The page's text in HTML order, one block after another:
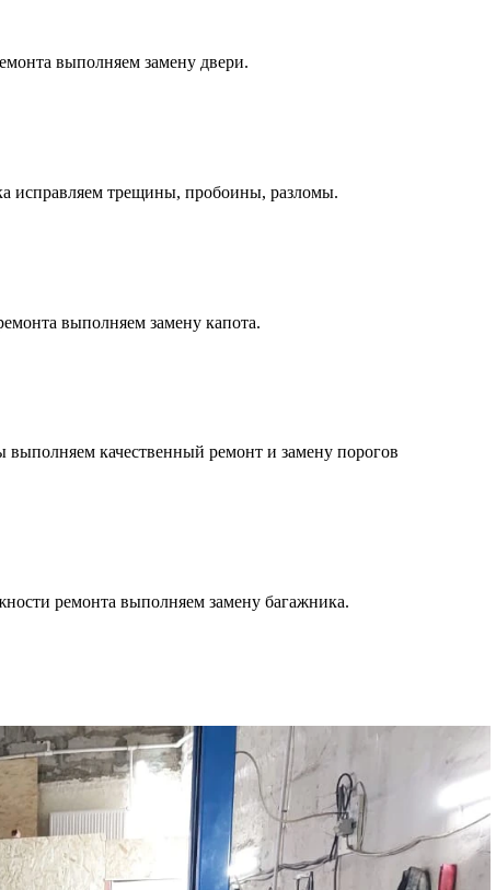
выполняем замену двери.
исправляем трещины, пробоины, разломы.
выполняем замену капота.
качественный ремонт и замену порогов
ремонта выполняем замену багажника.